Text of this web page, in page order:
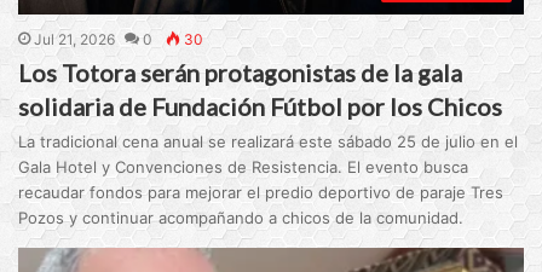
Jul 21, 2026 0 30
Los Totora serán protagonistas de la gala
solidaria de Fundación Fútbol por los Chicos
La tradicional cena anual se realizará este sábado 25 de julio en el
Gala Hotel y Convenciones de Resistencia. El evento busca
recaudar fondos para mejorar el predio deportivo de paraje Tres
Pozos y continuar acompañando a chicos de la comunidad.